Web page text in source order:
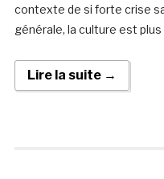
contexte de si forte crise
générale, la culture est
Lire la suite →